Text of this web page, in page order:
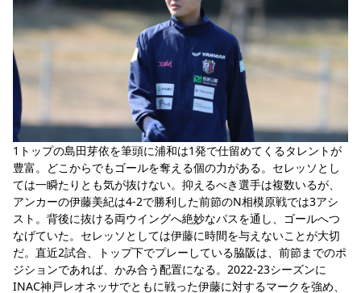
1トップの島田芽依を筆頭に浦和は1発で仕留めてくるタレントが
豊富。どこからでもゴールを奪える個の力がある。セレッソとし
ては一瞬たりとも気が抜けない。抑えるべき選手は複数いるが、
アンカーの伊藤美紀は4-2で勝利した前節のN相模原戦では3アシ
スト。背後に抜ける両ウイングへ絶妙なパスを通し、ゴールへつ
なげていた。セレッソとしては伊藤に時間を与えないことが大切
だ。直近2試合、トップ下でプレーしている脇阪は、前節までのポ
ジションであれば、かみ合う配置になる。2022-23シーズンに
INAC神戸レオネッサでともに戦った伊藤に対するマークを強め、